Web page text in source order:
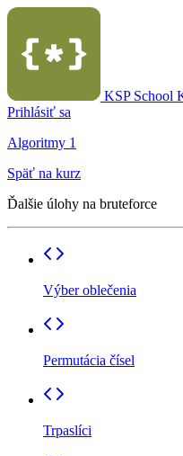
KSP School
Prihlásiť sa
Algoritmy 1
Späť na kurz
Ďalšie úlohy na bruteforce
Výber oblečenia
Permutácia čísel
Trpaslíci